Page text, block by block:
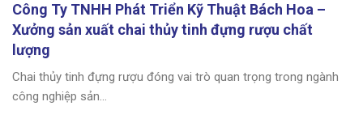
Công Ty TNHH Phát Triển Kỹ Thuật Bách Hoa –
Xưởng sản xuất chai thủy tinh đựng rượu chất
lượng
Chai thủy tinh đựng rượu đóng vai trò quan trọng trong ngành
công nghiệp sản...